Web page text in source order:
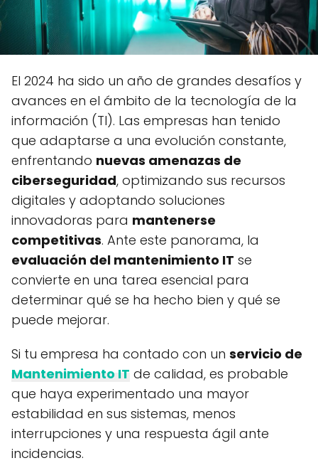
El 2024 ha sido un año de grandes desafíos y
avances en el ámbito de la tecnología de la
información (TI). Las empresas han tenido
que adaptarse a una evolución constante,
enfrentando nuevas amenazas de
ciberseguridad, optimizando sus recursos
digitales y adoptando soluciones
innovadoras para mantenerse
competitivas. Ante este panorama, la
evaluación del mantenimiento IT se
convierte en una tarea esencial para
determinar qué se ha hecho bien y qué se
puede mejorar.
Si tu empresa ha contado con un servicio de
Mantenimiento IT de calidad, es probable
que haya experimentado una mayor
estabilidad en sus sistemas, menos
interrupciones y una respuesta ágil ante
incidencias.